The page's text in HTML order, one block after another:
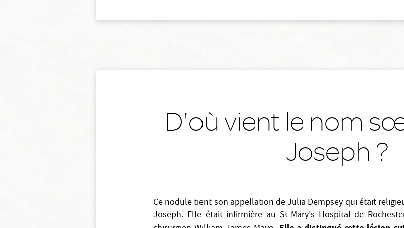
D'où vient le nom
Joseph ?
Ce nodule tient son appellation de Julia Dempsey qui était
Joseph. Elle était infirmière au St-Mary's Hospital de